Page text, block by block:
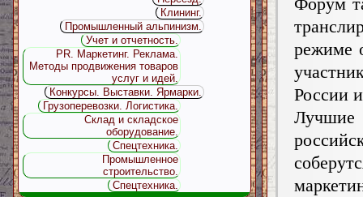
режиме
России
Лучшие
Клининг.
Промышленный альпинизм.
Учет и отчетность.
PR. Маркетинг. Реклама.
Методы продвижения товаров
услуг и идей.
Конкурсы. Выставки. Ярмарки.
Грузоперевозки. Логистика.
Склад и складское
оборудование.
Спецтехника.
Промышленное
строительство.
Спецтехника.